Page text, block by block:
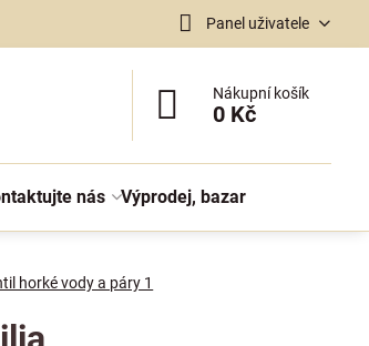
Panel uživatele
Nákupní košík
0 Kč
nás Výprodej, bazar
horké vody a páry 1